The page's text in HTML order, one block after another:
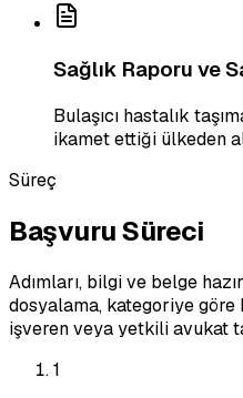
Sağlık Raporu ve
Bulaşıcı hastalık
ikamet ettiği ülkeden
Süreç
Başvuru Süreci
Adımları, bilgi ve belge
dosyalama, kategoriye
işveren veya yetkili avukat
1